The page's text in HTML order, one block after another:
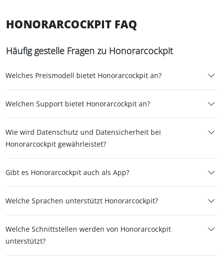
HONORARCOCKPIT FAQ
Häufig gestelle Fragen zu Honorarcockpit
Welches Preismodell bietet Honorarcockpit an?
Welchen Support bietet Honorarcockpit an?
Wie wird Datenschutz und Datensicherheit bei
Honorarcockpit gewährleistet?
Gibt es Honorarcockpit auch als App?
Welche Sprachen unterstützt Honorarcockpit?
Welche Schnittstellen werden von Honorarcockpit
unterstützt?